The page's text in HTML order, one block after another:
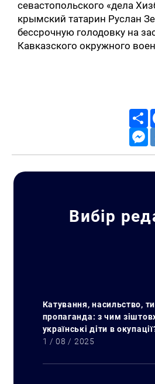
севастопольского «дела
крымский татарин Руслан
бессрочную голодовку на
Кавказского окружного
Вибір
Катування, насильство,
пропаганда: з чим
українські діти в
1 / 08 / 2025